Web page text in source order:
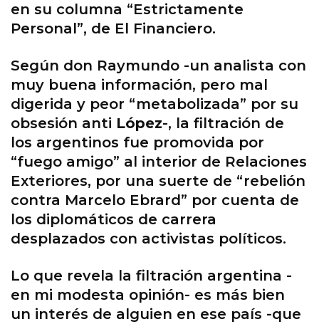
en su columna “Estrictamente
Personal”, de El Financiero.
Según don Raymundo -un analista con
muy buena información, pero mal
digerida y peor “metabolizada” por su
obsesión anti López-, la filtración de
los argentinos fue promovida por
“fuego amigo” al interior de Relaciones
Exteriores, por una suerte de “rebelión
contra Marcelo Ebrard” por cuenta de
los diplomáticos de carrera
desplazados con activistas políticos.
Lo que revela la filtración argentina -
en mi modesta opinión- es más bien
un interés de alguien en ese país -que